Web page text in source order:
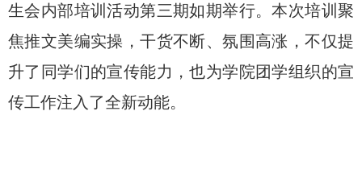
生会内部培训活动第三期如期举行。本次培训聚
焦推文美编实操 ，干货不断、氛围高涨，不仅提
升了同学们的宣传能力，也为学院团学组织的宣
传工作注入了全新动能。